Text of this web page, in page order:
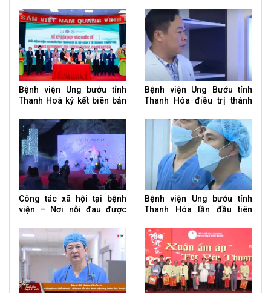
Bệnh viện Ung bướu tỉnh
Thanh Hoá ký kết biên bản
hội thảo khoa học
Bệnh viện Ung Bướu tỉnh
Thanh Hóa điều trị thành
Công tác xã hội tại bệnh
viện – Nơi nỗi đau được
Bệnh viện Ung bướu tỉnh
Thanh Hóa lần đầu tiên